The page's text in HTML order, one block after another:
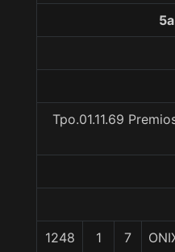
Tpo.01.11.69
1248 1 7